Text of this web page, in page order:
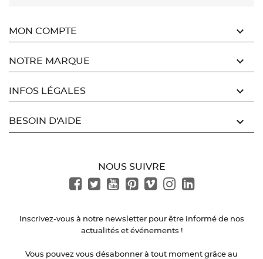
MON COMPTE 
NOTRE MARQUE 
INFOS LÉGALES 
BESOIN D'AIDE 
NOUS SUIVRE
Inscrivez-vous à notre newsletter pour être informé de nos
actualités et événements !
Vous pouvez vous désabonner à tout moment grâce au